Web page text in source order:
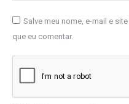
Salve meu nome, e-mail e
que eu comentar.